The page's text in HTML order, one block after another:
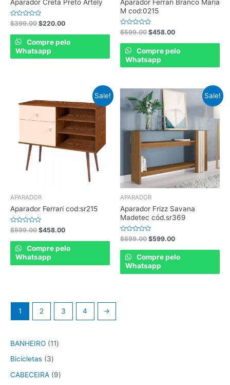
Aparador Creta Preto Artely
Rated
0
out
$399.00 $220.00
Compre pelo
Whatsapp
Aparador Ferrari Branco Maria
M cod:0215
Rated
0
out
$599.00 $458.00
Compre pelo
Whatsapp
Sale!
APARADOR
Aparador Ferrari cod:sr215
Rated
0
out
$599.00 $458.00
Compre pelo
Whatsapp
Sale!
APARADOR
Aparador Frizz Savana
Madetec cód.sr369
Rated
0
out
$699.00 $599.00
Compre pelo
Whatsapp
1 2 3 4 →
BANHEIRO 11
Bicicletas
3
CABECEIRA
9